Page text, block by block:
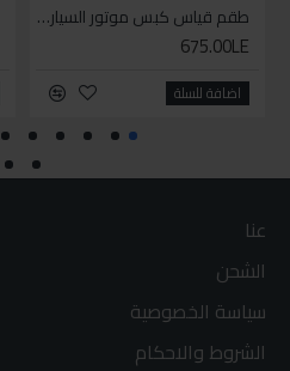
طقم قياس كبس موتور السياره 3 ق
675.00LE
اضافة للسلة
عنا
الشحن
سياسة الخصوصية
الشروط والاحكام